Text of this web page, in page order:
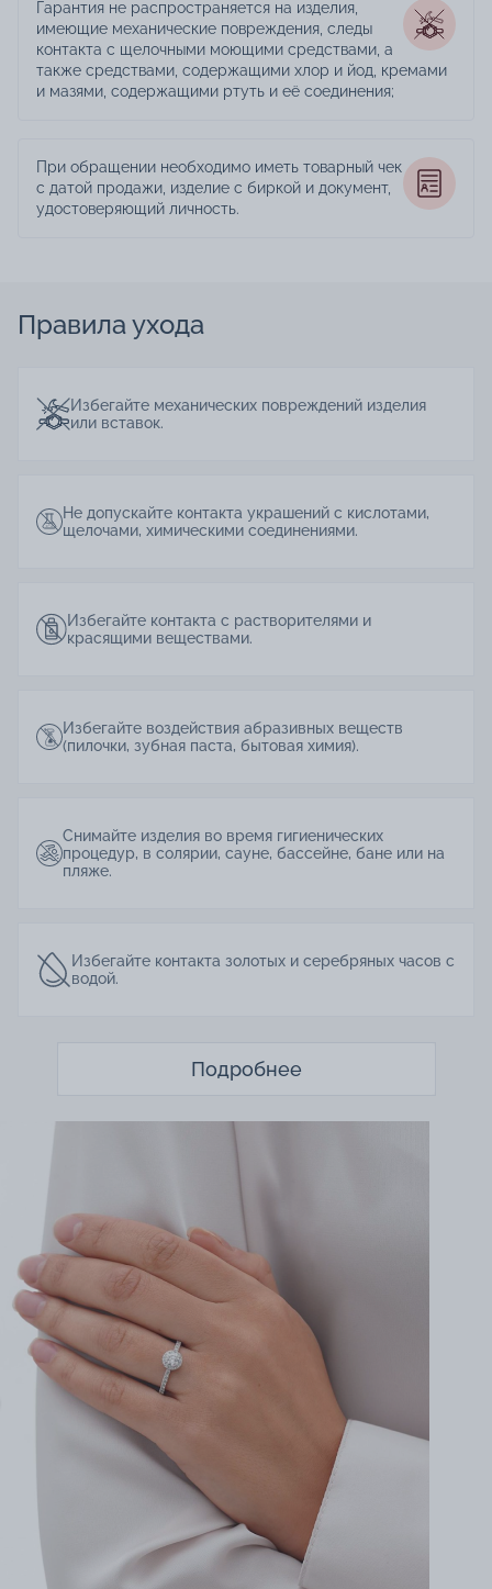
Гарантия не распространяется на изделия,
имеющие механические повреждения, следы
контакта с щелочными моющими средствами, а
также средствами, содержащими хлор и йод, кремами
и мазями, содержащими ртуть и её соединения;
При обращении необходимо иметь товарный чек
с датой продажи, изделие с биркой и документ,
удостоверяющий личность.
Правила ухода
Избегайте механических повреждений изделия
или вставок.
Не допускайте контакта украшений с кислотами,
щелочами, химическими соединениями.
Избегайте контакта с растворителями и
красящими веществами.
Избегайте воздействия абразивных веществ
(пилочки, зубная паста, бытовая химия).
Снимайте изделия во время гигиенических
процедур, в солярии, сауне, бассейне, бане или на
пляже.
Избегайте контакта золотых и серебряных часов с
водой.
Подробнее